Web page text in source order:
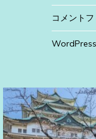
コメント